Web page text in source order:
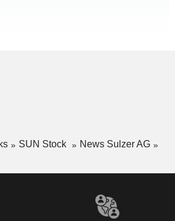
SUN Stock
News Sulzer AG